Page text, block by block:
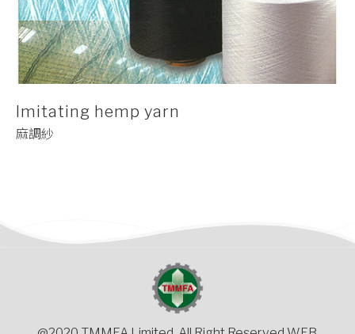
Imitating hemp yarn
麻調紗